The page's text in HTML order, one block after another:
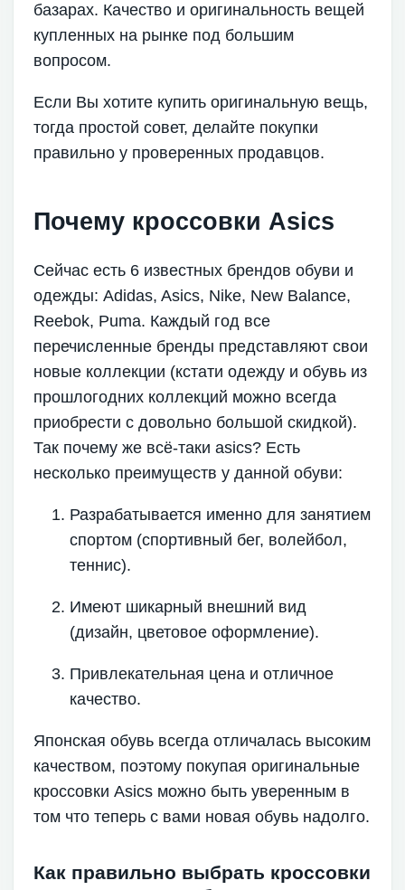
базарах. Качество и оригинальность вещей
купленных на рынке под большим
вопросом.
Если Вы хотите купить оригинальную вещь,
тогда простой совет, делайте покупки
правильно у проверенных продавцов.
Почему кроссовки Asics
Сейчас есть 6 известных брендов обуви и
одежды: Adidas, Asics, Nike, New Balance,
Reebok, Puma. Каждый год все
перечисленные бренды представляют свои
новые коллекции (кстати одежду и обувь из
прошлогодних коллекций можно всегда
приобрести с довольно большой скидкой).
Так почему же всё-таки asics? Есть
несколько преимуществ у данной обуви:
Разрабатывается именно для занятием
спортом (спортивный бег, волейбол,
теннис).
Имеют шикарный внешний вид
(дизайн, цветовое оформление).
Привлекательная цена и отличное
качество.
Японская обувь всегда отличалась высоким
качеством, поэтому покупая оригинальные
кроссовки Asics можно быть уверенным в
том что теперь с вами новая обувь надолго.
Как правильно выбрать кроссовки